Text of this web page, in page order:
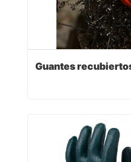
Guantes